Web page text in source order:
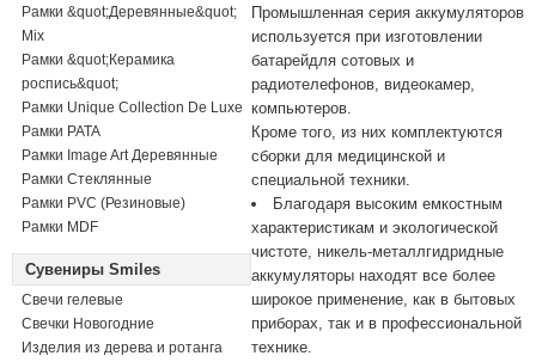
Рамки &quot;Деревянные&quot;
Mix
Рамки &quot;Керамика
роспись&quot;
Рамки Unique Collection De Luxe
Рамки PATA
Рамки Image Art Деревянные
Рамки Стеклянные
Рамки PVC (Резиновые)
Рамки MDF
Сувениры Smiles
Свечи гелевые
Свечки Новогодние
Изделия из дерева и ротанга
Промышленная серия аккумуляторов
используется при изготовлении
батарейдля сотовых и
радиотелефонов, видеокамер,
компьютеров.
Кроме того, из них комплектуются
сборки для медицинской и
специальной техники.
Благодаря высоким емкостным
характеристикам и экологической
чистоте, никель-металлгидридные
аккумуляторы находят все более
широкое применение, как в бытовых
приборах, так и в профессиональной
технике.